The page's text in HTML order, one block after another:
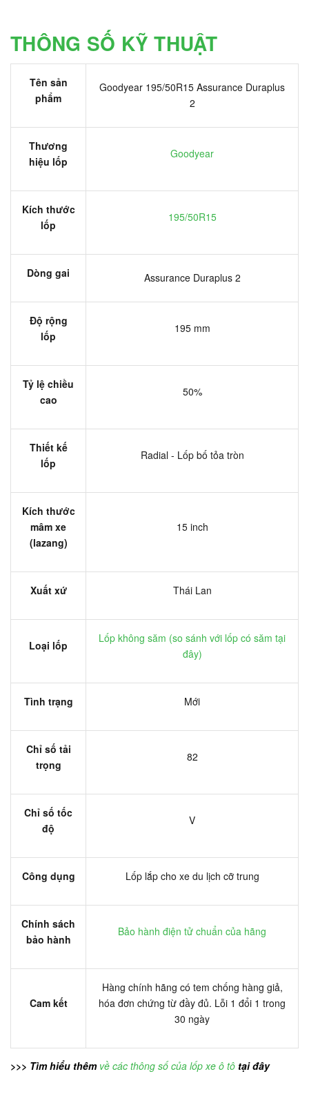
THÔNG SỐ KỸ THUẬT
Tên sản
phẩm
Goodyear 195/50R15 Assurance Duraplus
2
Thương
hiệu lốp
Goodyear
Kích thước
lốp
195/50R15
Dòng gai Assurance Duraplus 2
Độ rộng
lốp
195 mm
Tỷ lệ chiều
cao
50%
Thiết kế
lốp
Radial - Lốp bố tỏa tròn
Kích thước
mâm xe
(lazang)
15 inch
Xuất xứ Thái Lan
Loại lốp
Lốp không săm (so sánh với lốp có săm tại
đây)
Tình trạng Mới
Chỉ số tải
trọng
82
Chỉ số tốc
độ
V
Công dụng Lốp lắp cho xe du lịch cỡ trung
Chính sách
bảo hành
Bảo hành điện tử chuẩn của hãng
Cam kết
Hàng chính hãng có tem chống hàng giả,
hóa đơn chứng từ đầy đủ. Lỗi 1 đổi 1 trong
30 ngày
>>> Tìm hiểu thêm về các thông số của lốp xe ô tô tại đây